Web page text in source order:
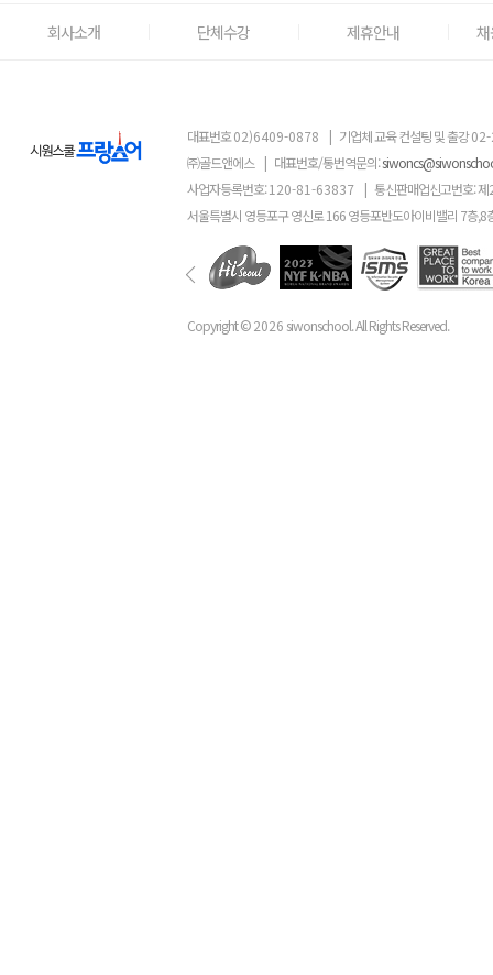
회사소개 단체수강 제휴안내
대표번호02)6409-0878 | 기업체 교육 컨설팅 및 출강
㈜골드앤에스 | 대표번호/통번역문의:
사업자등록번호:120-81-63837 | 통신판매업신고번호: 제
서울특별시 영등포구 영신로 166 영등포반도아이비밸리 7층,8
Copyright ©2026 siwonschool. All Rights Reserved.